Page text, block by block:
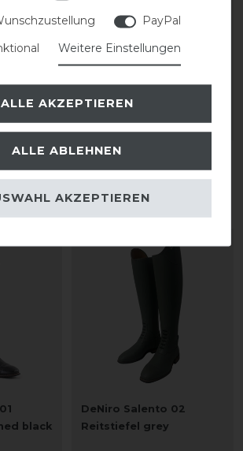
€ / Liter
Lederpflege easy-care
0.75 Liter | 23,87 € / Liter
ARTIKEL MERKEN
könnten dich auch
black
DeNiro Salento 02
Reitstiefel grey
PayPal
Weitere Einstellungen
ALLE AKZEPTIEREN
ALLE ABLEHNEN
AKZEPTIEREN